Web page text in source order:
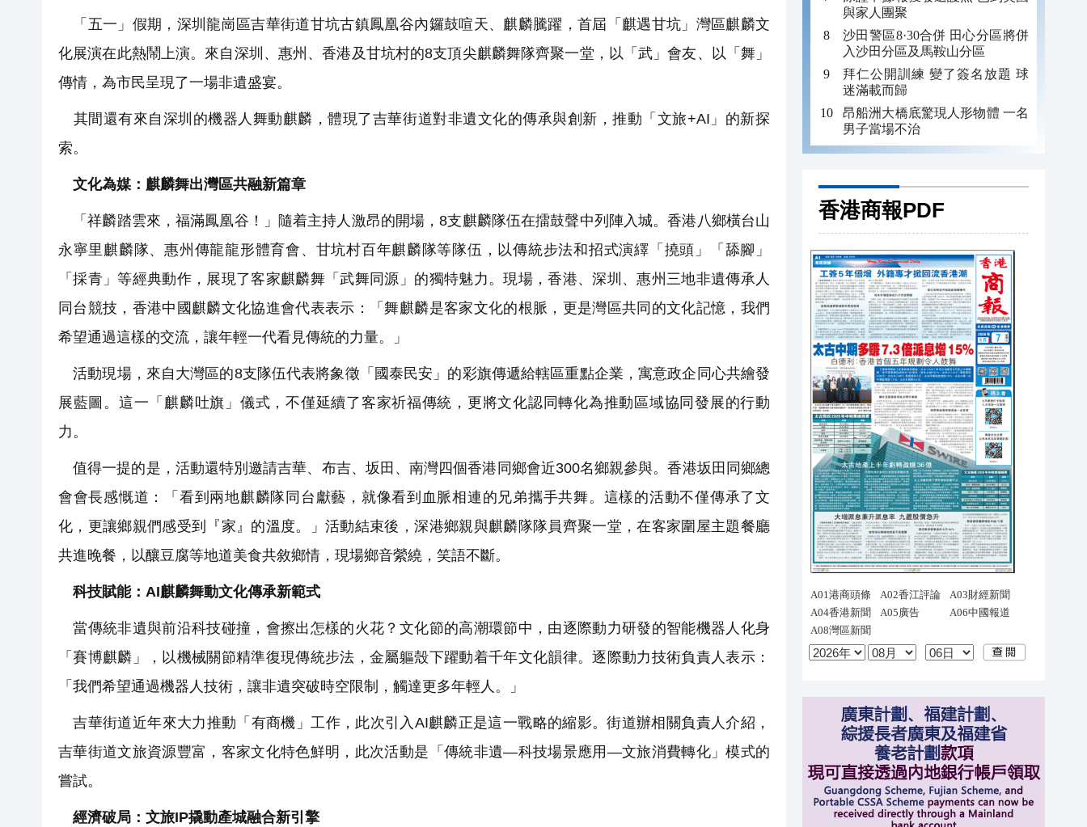
「五一」假期，深圳龍崗區吉華街道甘坑古鎮鳳凰谷內鑼鼓喧天、麒麟騰躍，首屆「麒遇甘坑」灣區麒麟文
化展演在此熱鬧上演。來自深圳、惠州、香港及甘坑村的8支頂尖麒麟舞隊齊聚一堂，以「武」會友、以「舞」
傳情，為市民呈現了一場非遺盛宴。
其間還有來自深圳的機器人舞動麒麟，體現了吉華街道對非遺文化的傳承與創新，推動「文旅+AI」的新探
索。
文化為媒：麒麟舞出灣區共融新篇章
「祥麟踏雲來，福滿鳳凰谷！」隨着主持人激昂的開場，8支麒麟隊伍在擂鼓聲中列陣入城。香港八鄉橫台山
永寧里麒麟隊、惠州傳龍龍形體育會、甘坑村百年麒麟隊等隊伍，以傳統步法和招式演繹「撓頭」「舔腳」
「採青」等經典動作，展現了客家麒麟舞「武舞同源」的獨特魅力。現場，香港、深圳、惠州三地非遺傳承人
同台競技，香港中國麒麟文化協進會代表表示：「舞麒麟是客家文化的根脈，更是灣區共同的文化記憶，我們
希望通過這樣的交流，讓年輕一代看見傳統的力量。」
活動現場，來自大灣區的8支隊伍代表將象徵「國泰民安」的彩旗傳遞給轄區重點企業，寓意政企同心共繪發
展藍圖。這一「麒麟吐旗」儀式，不僅延續了客家祈福傳統，更將文化認同轉化為推動區域協同發展的行動
力。
值得一提的是，活動還特別邀請吉華、布吉、坂田、南灣四個香港同鄉會近300名鄉親參與。香港坂田同鄉總
會會長感慨道：「看到兩地麒麟隊同台獻藝，就像看到血脈相連的兄弟攜手共舞。這樣的活動不僅傳承了文
化，更讓鄉親們感受到『家』的溫度。」活動結束後，深港鄉親與麒麟隊隊員齊聚一堂，在客家圍屋主題餐廳
共進晚餐，以釀豆腐等地道美食共敘鄉情，現場鄉音縈繞，笑語不斷。
科技賦能：AI麒麟舞動文化傳承新範式
當傳統非遺與前沿科技碰撞，會擦出怎樣的火花？文化節的高潮環節中，由逐際動力研發的智能機器人化身
「賽博麒麟」，以機械關節精準復現傳統步法，金屬軀殼下躍動着千年文化韻律。逐際動力技術負責人表示：
「我們希望通過機器人技術，讓非遺突破時空限制，觸達更多年輕人。」
吉華街道近年來大力推動「有商機」工作，此次引入AI麒麟正是這一戰略的縮影。街道辦相關負責人介紹，
吉華街道文旅資源豐富，客家文化特色鮮明，此次活動是「傳統非遺—科技場景應用—文旅消費轉化」模式的
嘗試。
經濟破局：文旅IP撬動產城融合新引擎
與家人團聚
沙田警區8·30合併 田心分區將併
入沙田分區及馬鞍山分區
拜仁公開訓練 變了簽名放題 球
迷滿載而歸
昂船洲大橋底驚現人形物體 一名
男子當場不治
香港商報PDF